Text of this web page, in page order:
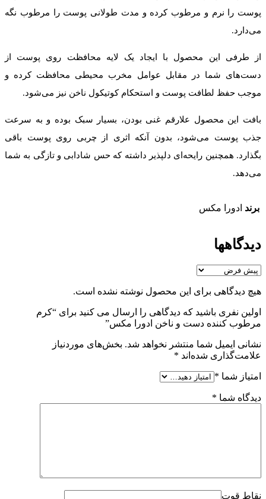
پوست را نرم و مرطوب کرده و مدت طولانی پوست را مرطوب نگه
می‌دارد.
از طرفی این محصول با ایجاد یک لایه محافظت روی پوست از
دست‌های شما در مقابل عوامل مخرب محیطی محافظت کرده و
موجب حفظ لطافت پوست و استحکام کوتیکول ناخن نیز می‌شود.
بافت این محصول علارقم غنی بودن، بسیار سبک بوده و به سرعت
جذب پوست می‌شود، بدون آنکه اثری از چربی روی پوست باقی
بگذارد. همچنین رایحه‌ای دلپذیر داشته که حس شادابی و تازگی به شما
می‌دهد.
برند ادورا مکس
دیدگاهها
هیچ دیدگاهی برای این محصول نوشته نشده است.
اولین نفری باشید که دیدگاهی را ارسال می کنید برای “کرم
مرطوب کننده دست و ناخن ادورا مکس”
نشانی ایمیل شما منتشر نخواهد شد. بخش‌های موردنیاز
علامت‌گذاری شده‌اند *
امتیاز شما *
دیدگاه شما *
نقاط قوت